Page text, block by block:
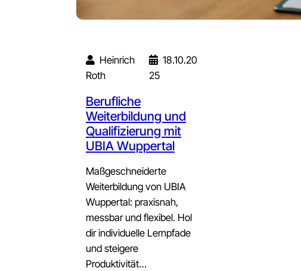
Heinrich
Roth
18.10.20
25
Berufliche
Weiterbildung und
Qualifizierung mit
UBIA Wuppertal
Maßgeschneiderte
Weiterbildung von UBIA
Wuppertal: praxisnah,
messbar und flexibel. Hol
dir individuelle Lernpfade
und steigere
Produktivität…